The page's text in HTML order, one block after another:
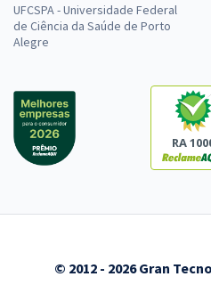
UFCSPA - Universidade Federal
de Ciência da Saúde de Porto
Alegre
RA
© 2012 - 2026 Gran